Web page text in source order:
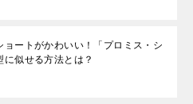
ョートがかわいい！「プロミス・シ
に似せる方法とは？